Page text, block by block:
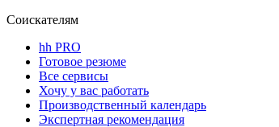
Соискателям
hh PRO
Готовое резюме
Все сервисы
Хочу у вас работать
Производственный календарь
Экспертная рекомендация